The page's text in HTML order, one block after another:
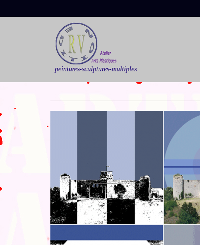
peintures-sculptures-multiples